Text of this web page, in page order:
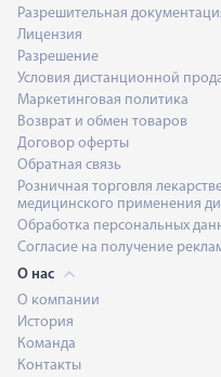
Разрешительная
Лицензия
Разрешение
Условия дистанционной
Маркетинговая политика
Возврат и обмен товаров
Договор оферты
Обратная связь
Розничная торговля
медицинского применения
Обработка персональных
Согласие на получение
О нас
О компании
История
Команда
Контакты